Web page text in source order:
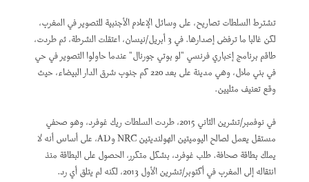
تشترط السلطات تصاريح، على وسائل الإعلام الأجنبية للتصوير في المغرب،
لكن غالبا ما ترفض إصدارها. في 3 أبريل/نيسان، اعتقلت الشرطة، ثم طردت،
طاقم برنامج إخباري فرنسي "لو بوتي جورنال" عندما حاولوا التصوير في حي
في بني ملال، وهي مدينة على بعد 220 كم جنوب شرق الدار البيضاء، حيث
وقع تعنيف مثليين.
في نوفمبر/تشرين الثاني 2015، طردت السلطات ريك غوفرد، وهو صحفي
مستقل يعمل لصالح اليوميتين الهولنديتينNRCوAD، على أساس أنه لا
يملك بطاقة صحافة. طلب غوفرد، بشكل متكرر، الحصول على البطاقة منذ
انتقاله إلى المغرب في أكتوبر/تشرين الأول 2013، لكنه لم يتلق أي رد.